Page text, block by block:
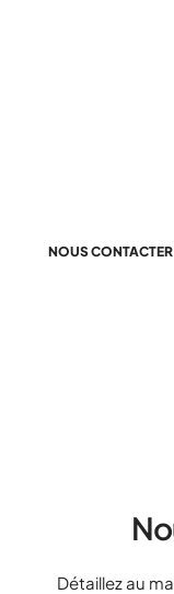
NOUS CONTACTER
Détaillez au